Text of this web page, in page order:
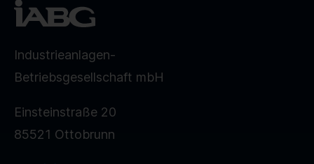
Industrieanlagen-
Betriebsgesellschaft mbH
Einsteinstraße 20
85521 Ottobrunn